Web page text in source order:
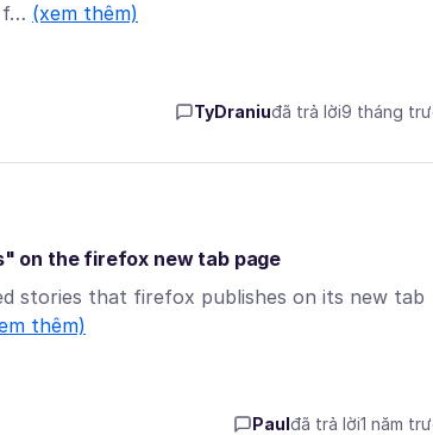
f… (xem thêm)
TyDraniuđã trả lời9 tháng
on the firefox new tab page
stories that firefox publishes on its new tab
thêm)
Paulđã trả lời1 năm